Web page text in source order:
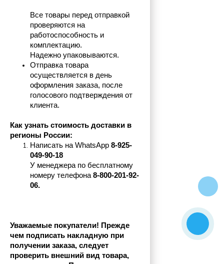
Все товары перед отправкой
проверяются на
работоспособность и
комплектацию.
Надежно упаковываются.
Отправка товара
осуществляется в день
оформления заказа, после
голосового подтверждения от
клиента.
Как узнать стоимость доставки в
регионы России:
Написать на WhatsApp 8-925-
049-90-18
У менеджера по бесплатному
номеру телефона 8-800-201-92-
06.
Уважаемые покупатели! Прежде
чем подписать накладную при
получении заказа, следует
проверить внешний вид товара,